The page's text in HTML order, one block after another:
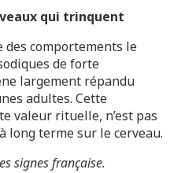
qui trinquent
comportements le
de forte
largement répandu
adultes. Cette
valeur rituelle, n’est pas
long terme sur le cerveau.
signes française.